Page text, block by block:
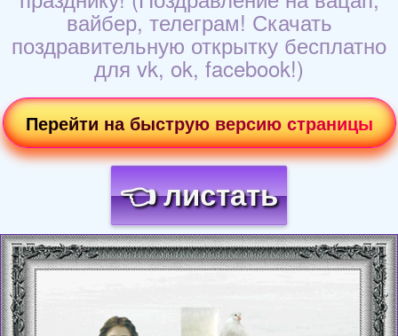
вайбер, телеграм! Скачать
поздравительную открытку бесплатно
для vk, ok, facebook!)
Перейти на быструю версию страницы
👈 листать
Загрузка картинки...